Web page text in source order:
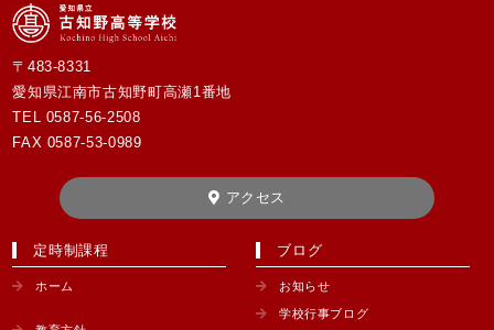
〒483-8331
愛知県江南市古知野町高瀬1番地
TEL 0587-56-2508
FAX 0587-53-0989
アクセス
定時制課程
ホーム
ブログ
お知らせ
学校行事ブログ